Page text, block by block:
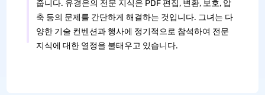
줍니다. 유경은의 전문 지식은 PDF 편집, 변환, 보호, 압
축 등의 문제를 간단하게 해결하는 것입니다. 그녀는 다
양한 기술 컨벤션과 행사에 정기적으로 참석하여 전문
지식에 대한 열정을 불태우고 있습니다.